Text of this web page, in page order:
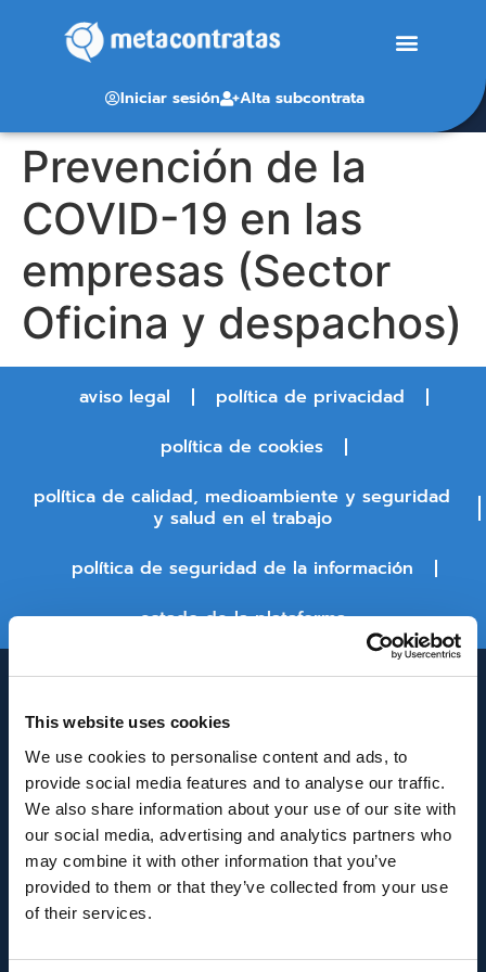
This website uses cookies
We use cookies to personalise content and ads, to
provide social media features and to analyse our traffic.
We also share information about your use of our site with
our social media, advertising and analytics partners who
may combine it with other information that you’ve
provided to them or that they’ve collected from your use
of their services.
Iniciar sesión Alta subcontrata
Prevención de la
COVID-19 en las
empresas (Sector
Oficina y despachos)
aviso legal
política de privacidad
política de cookies
política de calidad, medioambiente y seguridad
y salud en el trabajo
política de seguridad de la información
estado de la plataforma
INNOVACIÓN Y DESARROLLO DE ANDALUCÍA
IDEA